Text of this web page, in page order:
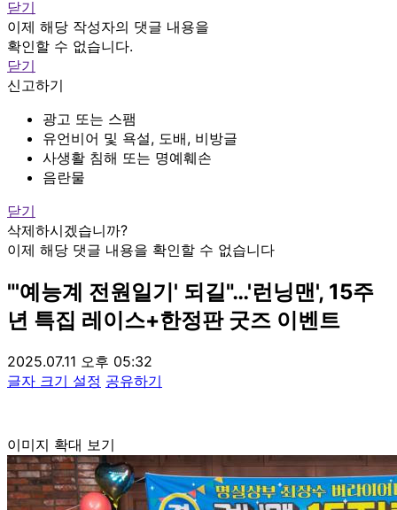
닫기
이제 해당 작성자의 댓글 내용을
확인할 수 없습니다.
닫기
신고하기
광고 또는 스팸
유언비어 및 욕설, 도배, 비방글
사생활 침해 또는 명예훼손
음란물
닫기
삭제하시겠습니까?
이제 해당 댓글 내용을 확인할 수 없습니다
"'예능계 전원일기' 되길"…'런닝맨', 15주
년 특집 레이스+한정판 굿즈 이벤트
2025.07.11 오후 05:32
글자 크기 설정 공유하기
이미지 확대 보기